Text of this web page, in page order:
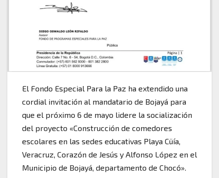
El Fondo Especial Para la Paz ha extendido una
cordial invitación al mandatario de Bojayá para
que el próximo 6 de mayo lidere la socialización
del proyecto «Construcción de comedores
escolares en las sedes educativas Playa Cüía,
Veracruz, Corazón de Jesús y Alfonso López en el
Municipio de Bojayá, departamento de Chocó».